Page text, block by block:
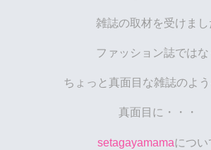
雑誌の取材を受けまし
ファッション誌ではな
ちょっと真面目な雑誌のよ
真面目に・・・
setagayamamaについ